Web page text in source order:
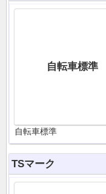
自転車標準
自転車標準
TSマーク